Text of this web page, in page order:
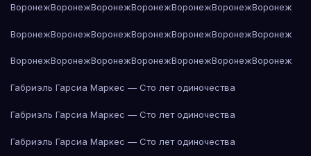
ВоронежВоронежВоронежВоронежВоронежВоронежВоронеж
ВоронежВоронежВоронежВоронежВоронежВоронежВоронеж
ВоронежВоронежВоронежВоронежВоронежВоронежВоронеж
Габриэль Гарсиа Маркес — Сто лет одиночества
Габриэль Гарсиа Маркес — Сто лет одиночества
Габриэль Гарсиа Маркес — Сто лет одиночества